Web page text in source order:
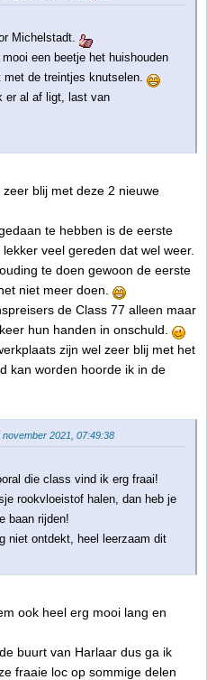
Michelstadt.
een beetje het huishouden
de treintjes knutselen.
er al af ligt, last van
blij met deze 2 nieuwe
te hebben is de eerste
veel gereden dat wel weer.
te doen gewoon de eerste
niet meer doen.
de Class 77 alleen maar
hun handen in onschuld.
zijn wel zeer blij met het
kan worden hoorde ik in de
2021, 07:49:38
die class vind ik erg fraai!
rookvloeistof halen, dan heb je
baan rijden!
niet ontdekt, heel leerzaam dit
ook heel erg mooi lang en
buurt van Harlaar dus ga ik
fraaie loc op sommige delen